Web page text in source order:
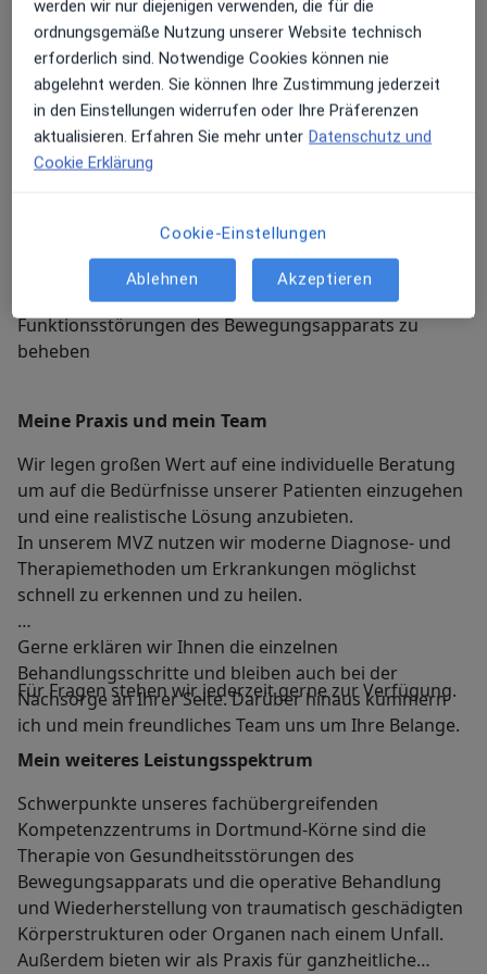
uns fachärztlich behandelt
Akupunktur
Traditionelle chinesische Medizin durch Aktivierung
von Triggerpunkten am Körper zur alternativen
medikamentenlosen Schmerztherapie
Osteopathische Verfahren
Behandlungskonzepte der ganzheitlichen
Alternativmedizin wie u.a. dieChirotherapieum
Funktionsstörungen des Bewegungsapparats zu
beheben
Meine Praxis und mein Team
Wir legen großen Wert auf eine individuelle Beratung
um auf die Bedürfnisse unserer Patienten einzugehen
und eine realistische Lösung anzubieten.
In unserem MVZ nutzen wir moderne Diagnose- und
Therapiemethoden um Erkrankungen möglichst
schnell zu erkennen und zu heilen.
Gerne erklären wir Ihnen die einzelnen
Behandlungsschritte und bleiben auch bei der
Nachsorge an Ihrer Seite. Darüber hinaus kümmern
ich und mein freundliches Team uns um Ihre Belange.
Für Fragen stehen wir jederzeit gerne zur Verfügung.
Mein weiteres Leistungs­spektrum
Schwerpunkte unseres fachübergreifenden
Kompetenzzentrums in Dortmund-Körne sind die
Therapie von Gesundheitsstörungen des
Bewegungsapparats und die operative Behandlung
und Wiederherstellung von traumatisch geschädigten
Körperstrukturen oder Organen nach einem Unfall.
Außerdem bieten wir als Praxis für ganzheitliche
werden wir nur diejenigen verwenden, die für die
ordnungsgemäße Nutzung unserer Website technisch
erforderlich sind. Notwendige Cookies können nie
abgelehnt werden. Sie können Ihre Zustimmung jederzeit
in den Einstellungen widerrufen oder Ihre Präferenzen
aktualisieren. Erfahren Sie mehr unter Datenschutz und
Cookie Erklärung
Cookie-Einstellungen
Ablehnen Akzeptieren